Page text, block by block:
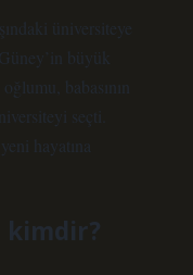
üniversiteye
büyük
babasının
seçti.
hayatına
kimdir?